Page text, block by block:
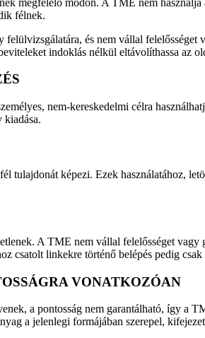
félnek.
és nem vállal felelősséget
indoklás nélkül eltávolíthassa az
nem-kereskedelmi célra
kiadása.
képezi. Ezek használatához,
A TME nem vállal felelősséget vagy
csatolt linkekre történő belépés pedig csak
VONATKOZÓAN
a pontosság nem garantálható, így a
a jelenlegi formájában szerepel,